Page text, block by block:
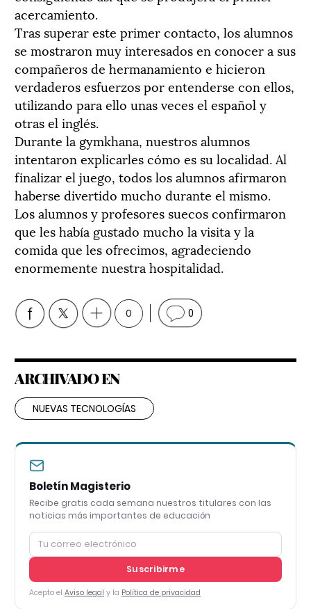
acercamiento.
Tras superar este primer contacto, los alumnos
se mostraron muy interesados en conocer a sus
compañeros de hermanamiento e hicieron
verdaderos esfuerzos por entenderse con ellos,
utilizando para ello unas veces el español y
otras el inglés.
Durante la gymkhana, nuestros alumnos
intentaron explicarles cómo es su localidad. Al
finalizar el juego, todos los alumnos afirmaron
haberse divertido mucho durante el mismo.
Los alumnos y profesores suecos confirmaron
que les había gustado mucho la visita y la
comida que les ofrecimos, agradeciendo
enormemente nuestra hospitalidad.
0 0
ARCHIVADO EN
NUEVAS TECNOLOGÍAS
Boletín Magisterio
Recibe gratis cada semana nuestros titulares con las
noticias más importantes de educación
Suscribirme
Acepto el Aviso legal y la Política de privacidad